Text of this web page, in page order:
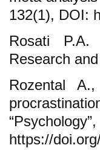
132(1), DOI:
Rosati P.A.
Research
Rozental
https://